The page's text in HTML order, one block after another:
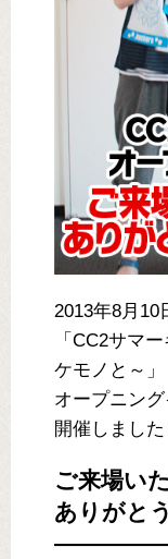
2013年8月10
「CC2サマ
ケモノと～」
オープニン
開催しました
ご来場い
ありがと